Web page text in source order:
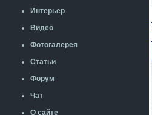
Интерьер
Видео
Фотогалерея
Статьи
Форум
Чат
О сайте